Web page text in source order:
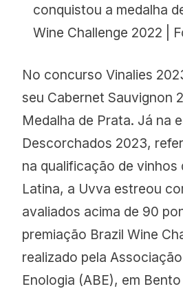
conquistou a medalha
Wine Challenge 2022 |
No concurso Vinalies
seu Cabernet Sauvignon
Medalha de Prata. Já na
Descorchados 2023,
na qualificação de vinhos
Latina, a Uvva estreou
avaliados acima de 90
premiação Brazil Wine
realizado pela
Enologia (ABE), em